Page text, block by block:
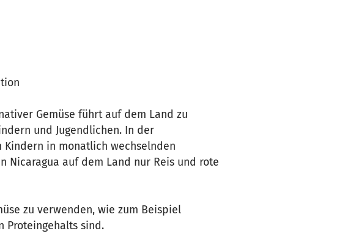
Gemüse führt auf dem Land zu
und Jugendlichen. In der
in monatlich wechselnden
Nicaragua auf dem Land nur Reis und rote
zu verwenden, wie zum Beispiel
Proteingehalts sind.